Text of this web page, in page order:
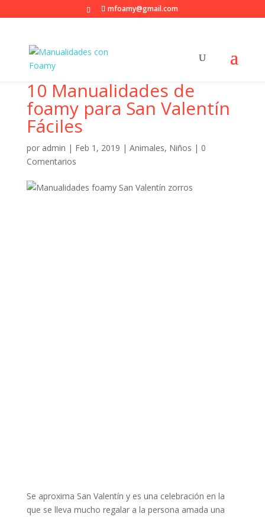
mfoamy@gmail.com
10 Manualidades de
foamy para San Valentín
Fáciles
por admin | Feb 1, 2019 | Animales, Niños | 0
Comentarios
Se aproxima San Valentín y es una celebración en la
que se lleva mucho regalar a la persona amada una